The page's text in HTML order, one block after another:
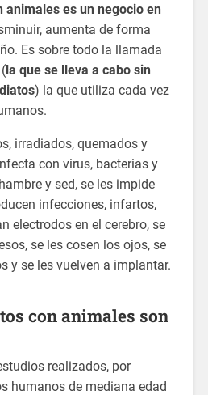
animales es un negocio en
aumenta de forma
Es sobre todo la llamada
la que se lleva a cabo sin
) la que utiliza cada vez
irradiados, quemados y
con virus, bacterias y
y sed, se les impide
infecciones, infartos,
electrodos en el cerebro, se
se les cosen los ojos, se
y se les vuelven a implantar.
con animales son
realizados, por
humanos de mediana edad